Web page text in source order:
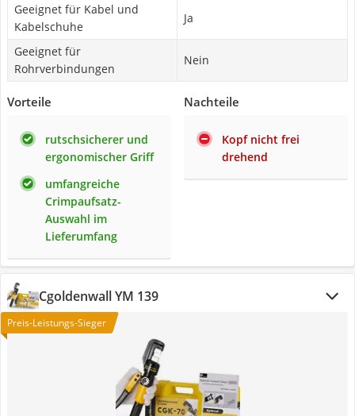
Geeignet für Kabel und
Kabelschuhe
Ja
Geeignet für
Rohrverbindungen
Nein
Vorteile
rutschsicherer und
ergonomischer Griff
umfangreiche
Crimpaufsatz-
Auswahl im
Lieferumfang
Nachteile
Kopf nicht frei
drehend
Cgoldenwall YM 139
Preis-Leistungs-Sieger